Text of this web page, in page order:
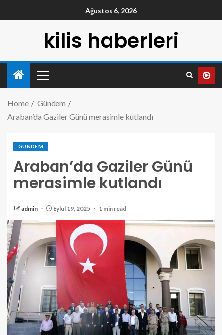
Ağustos 6, 2026
kilis haberleri
Home
Gündem
Araban’da Gaziler Günü merasimle kutlandı
GÜNDEM
Araban’da Gaziler Günü
merasimle kutlandı
admin Eylül 19, 2025 1 min read